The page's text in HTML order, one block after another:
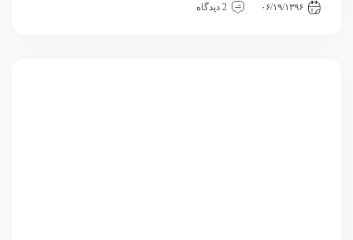
۰۶/۱۹/۱۳۹۶
2 دیدگاه